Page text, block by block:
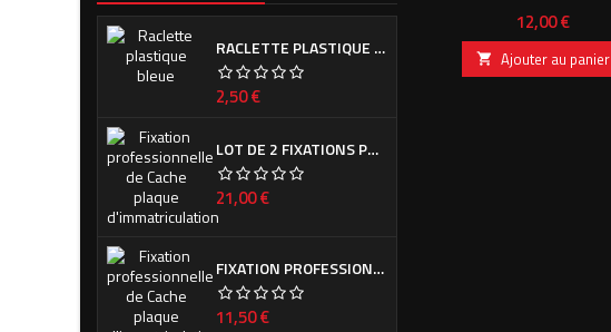
RACLETTE PLASTIQUE BLEUE (OU VERTE SUIVANT ARRIVAGE)
Prix
2,50 €
LOT DE 2 FIXATIONS PROFESSIONNELLES DE CACHE PLAQUE D'IMMATRICULATION
Prix
21,00 €
FIXATION PROFESSIONNELLE DE CACHE PLAQUE D'IMMATRICULATION
Prix
11,50 €
Prix
12,00 €
 Ajouter au panier